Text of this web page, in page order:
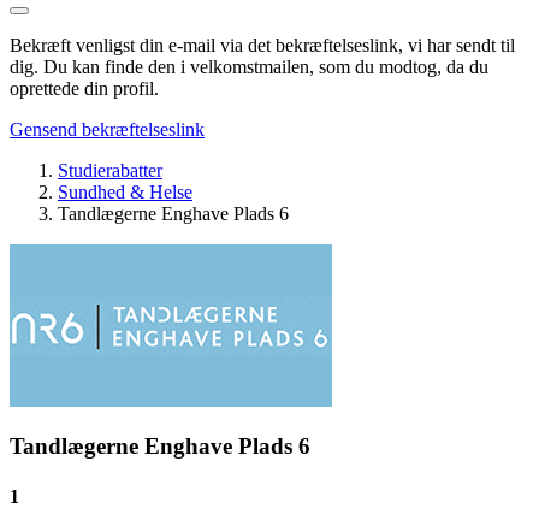
Bekræft venligst din e-mail via det bekræftelseslink, vi har sendt til
dig. Du kan finde den i velkomstmailen, som du modtog, da du
oprettede din profil.
Gensend bekræftelseslink
Studierabatter
Sundhed & Helse
Tandlægerne Enghave Plads 6
Tandlægerne Enghave Plads 6
1